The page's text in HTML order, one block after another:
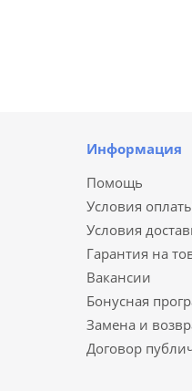
Информация
Помощь
Условия
Условия
Гарантия на
Вакансии
Бонусная
Замена и
Договор